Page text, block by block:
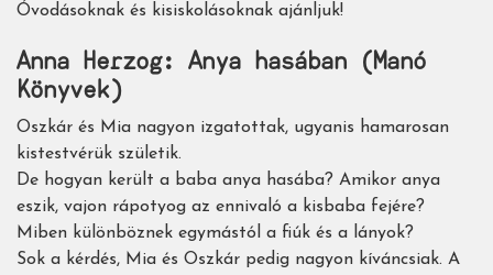
Óvodásoknak és kisiskolásoknak ajánljuk!
Anna Herzog: Anya hasában (Manó
Könyvek)
Oszkár és Mia nagyon izgatottak, ugyanis hamarosan
kistestvérük születik.
De hogyan került a baba anya hasába? Amikor anya
eszik, vajon rápotyog az ennivaló a kisbaba fejére?
Miben különböznek egymástól a fiúk és a lányok?
Sok a kérdés, Mia és Oszkár pedig nagyon kíváncsiak. A